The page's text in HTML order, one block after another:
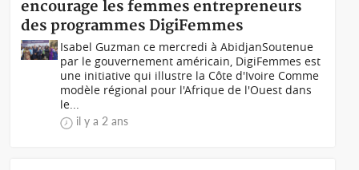
encourage les femmes entrepreneurs
des programmes DigiFemmes
Isabel Guzman ce mercredi à AbidjanSoutenue
par le gouvernement américain, DigiFemmes est
une initiative qui illustre la Côte d'Ivoire Comme
modèle régional pour l'Afrique de l'Ouest dans
le...
il y a 2 ans